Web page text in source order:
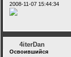
2008-11-07 15:44:34
4iterDan
Освоившийся